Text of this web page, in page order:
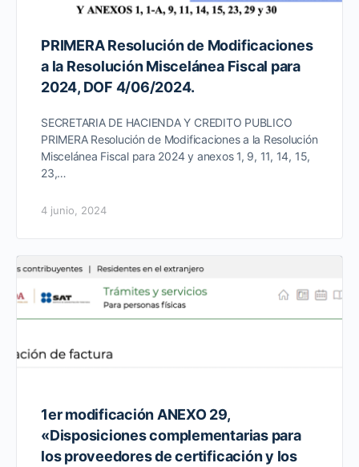
PRIMERA Resolución de Modificaciones
a la Resolución Miscelánea Fiscal para
2024, DOF 4/06/2024.
SECRETARIA DE HACIENDA Y CREDITO PUBLICO
PRIMERA Resolución de Modificaciones a la Resolución
Miscelánea Fiscal para 2024 y anexos 1, 9, 11, 14, 15,
23,…
4 junio, 2024
1er modificación ANEXO 29,
«Disposiciones complementarias para
los proveedores de certificación y los